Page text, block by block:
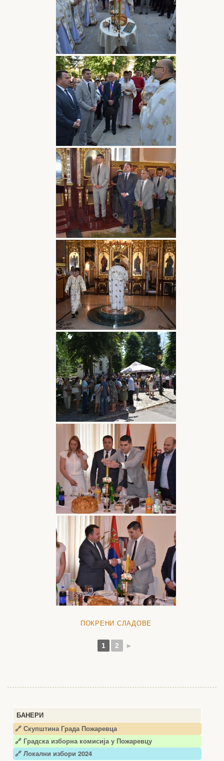
БАНЕРИ
🔗 Скупштина Града Пожаревца
🔗 Градска изборна комисија у Пожаревцу
🔗 Локални избори 2024
ПОКРЕНИ СЛАДОВЕ
1 2 ►